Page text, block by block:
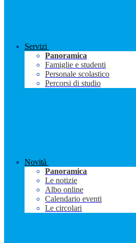
Servizi
Panoramica
Famiglie e studenti
Personale scolastico
Percorsi di studio
Novità
Panoramica
Le notizie
Albo online
Calendario eventi
Le circolari